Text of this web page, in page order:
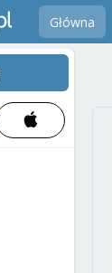
Główna